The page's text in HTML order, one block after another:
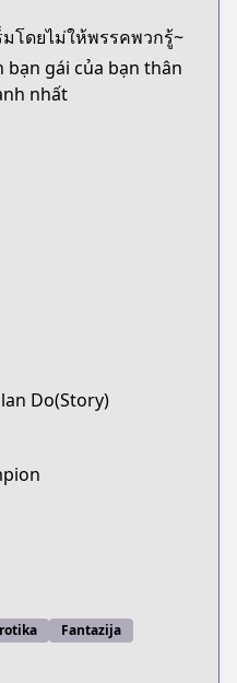
มโดยไม่ให้พรรคพวกรู้~
bạn gái của bạn thân
nhất
Do(Story)
Fantazija